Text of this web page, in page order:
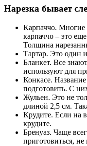
Нарезка бывает
Карпаччо. Многие
карпаччо – это
Толщина
Тартар. Это один
Бланкет. Все
используют для
Конкасе.
подготовить. С
Жульен. Это не
длиной 2,5 см.
Крудите. Если на
крудите.
Бренуаз. Чаще
приготовиться,